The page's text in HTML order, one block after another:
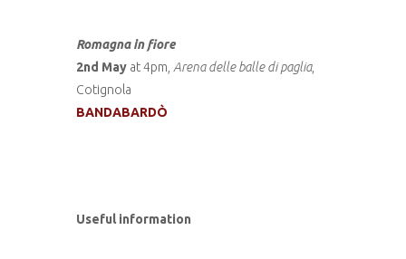
Romagna in fiore
2nd May at 4pm, Arena delle balle di paglia,
Cotignola
BANDABARDÒ
Useful information